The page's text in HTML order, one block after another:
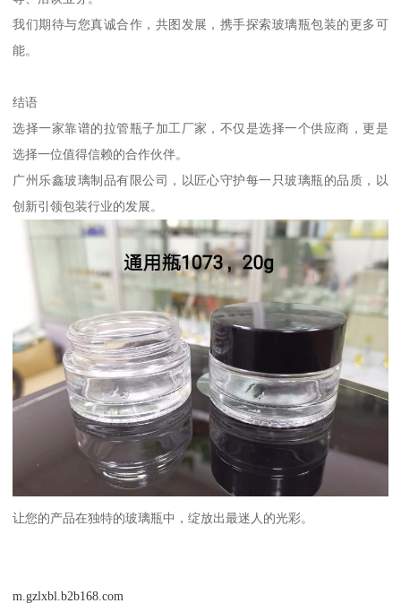
我们期待与您真诚合作，共图发展，携手探索玻璃瓶包装的更多可
能。
结语
选择一家靠谱的拉管瓶子加工厂家，不仅是选择一个供应商，更是
选择一位值得信赖的合作伙伴。
广州乐鑫玻璃制品有限公司，以匠心守护每一只玻璃瓶的品质，以
创新引领包装行业的发展。
让您的产品在独特的玻璃瓶中，绽放出最迷人的光彩。
m.gzlxbl.b2b168.com